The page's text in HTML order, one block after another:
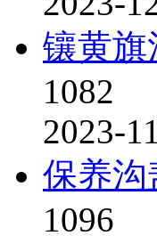
镶黄旗
1082
2023-
保养沟
1096